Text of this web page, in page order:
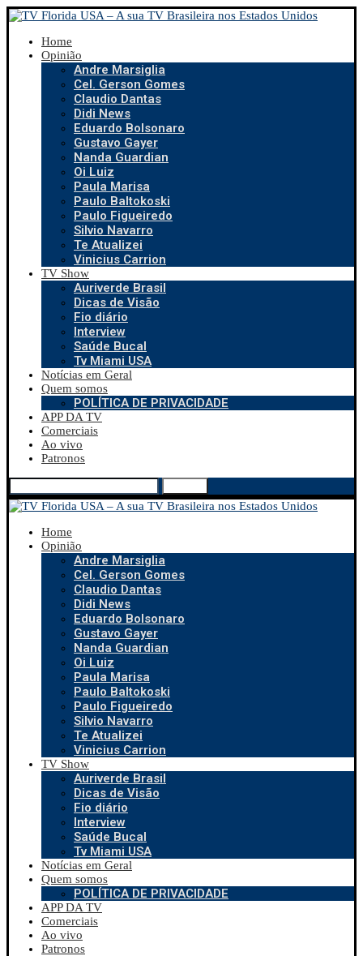
Home
Opinião
Andre Marsiglia
Cel. Gerson Gomes
Claudio Dantas
Didi News
Eduardo Bolsonaro
Gustavo Gayer
Nanda Guardian
Oi Luiz
Paula Marisa
Paulo Baltokoski
Paulo Figueiredo
Silvio Navarro
Te Atualizei
Vinicius Carrion
TV Show
Auriverde Brasil
Dicas de Visão
Fio diário
Interview
Saúde Bucal
Tv Miami USA
Notícias em Geral
Quem somos
POLÍTICA DE PRIVACIDADE
APP DA TV
Comerciais
Ao vivo
Patronos
Home
Opinião
Andre Marsiglia
Cel. Gerson Gomes
Claudio Dantas
Didi News
Eduardo Bolsonaro
Gustavo Gayer
Nanda Guardian
Oi Luiz
Paula Marisa
Paulo Baltokoski
Paulo Figueiredo
Silvio Navarro
Te Atualizei
Vinicius Carrion
TV Show
Auriverde Brasil
Dicas de Visão
Fio diário
Interview
Saúde Bucal
Tv Miami USA
Notícias em Geral
Quem somos
POLÍTICA DE PRIVACIDADE
APP DA TV
Comerciais
Ao vivo
Patronos